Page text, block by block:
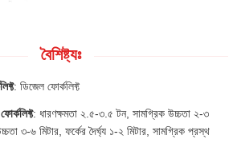
বৈশিষ্ট্যঃ
: ডিজেল ফোর্কলিফ্ট
: ধারণক্ষমতা ২.৫-৩.৫ টন, সামগ্রিক উচ্চতা ২-৩
৩-৬ মিটার, ফর্কের দৈর্ঘ্য ১-২ মিটার, সামগ্রিক প্রস্থ